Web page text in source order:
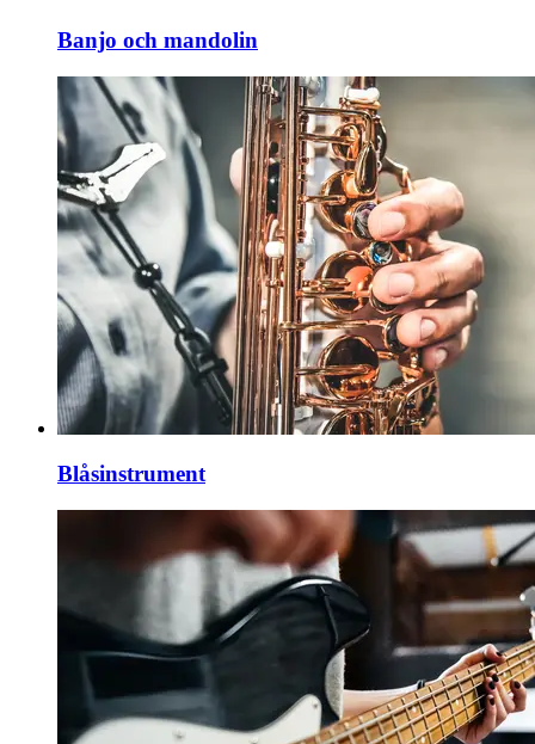
Banjo och mandolin
Blåsinstrument